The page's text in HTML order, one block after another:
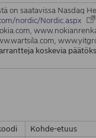
on saatavissa Nasdaq
nordic/Nordic.aspx
koskevia
Kohde-etuus